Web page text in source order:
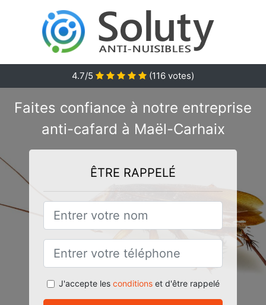
4.7/5 (116 votes)
Faites confiance à notre entreprise
anti-cafard à Maël-Carhaix
ÊTRE RAPPELÉ
J'accepte les conditionset d'être rappelé